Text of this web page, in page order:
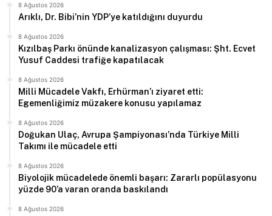
8 Ağustos 2026
Arıklı, Dr. Bibi’nin YDP’ye katıldığını duyurdu
8 Ağustos 2026
Kızılbaş Parkı önünde kanalizasyon çalışması: Şht. Ecvet
Yusuf Caddesi trafiğe kapatılacak
8 Ağustos 2026
Milli Mücadele Vakfı, Erhürman’ı ziyaret etti:
Egemenliğimiz müzakere konusu yapılamaz
8 Ağustos 2026
Doğukan Ulaç, Avrupa Şampiyonası’nda Türkiye Milli
Takımı ile mücadele etti
8 Ağustos 2026
Biyolojik mücadelede önemli başarı: Zararlı popülasyonu
yüzde 90’a varan oranda baskılandı
8 Ağustos 2026